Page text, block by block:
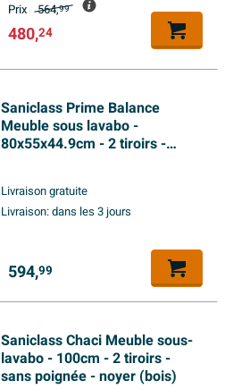
Prix 564,99
480,24
Saniclass Prime Balance
Meuble sous lavabo -
80x55x44.9cm - 2 tiroirs -
Livraison gratuite
Livraison:dans les 3 jours
594,99
Saniclass Chaci Meuble sous-
lavabo - 100cm - 2 tiroirs -
sans poignée - noyer (bois)